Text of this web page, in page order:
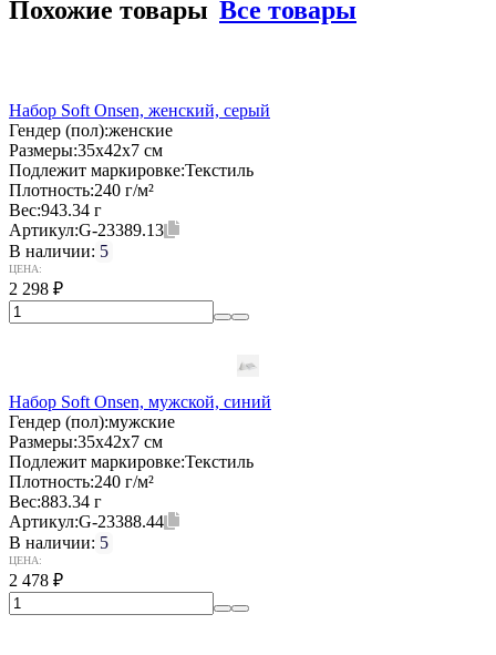
Похожие товары Все товары
Набор Soft Onsen, женский, серый
Гендер (пол):женские
Размеры:35х42x7 см
Подлежит маркировке:Текстиль
Плотность:240 г/м²
Вес:943.34 г
Артикул:G-23389.13
В наличии: 5
ЦЕНА:
2 298 ₽
Набор Soft Onsen, мужской, синий
Гендер (пол):мужские
Размеры:35х42x7 см
Подлежит маркировке:Текстиль
Плотность:240 г/м²
Вес:883.34 г
Артикул:G-23388.44
В наличии: 5
ЦЕНА:
2 478 ₽